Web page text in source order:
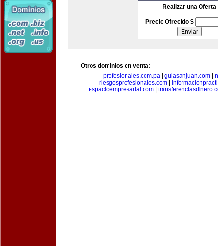
Realizar una Oferta
Precio Ofrecido $
Otros dominios en venta:
profesionales.com.pa
guiasanjuan.com
riesgosprofesionales.com
espacioempresarial.com